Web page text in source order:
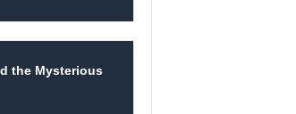
the Mysterious